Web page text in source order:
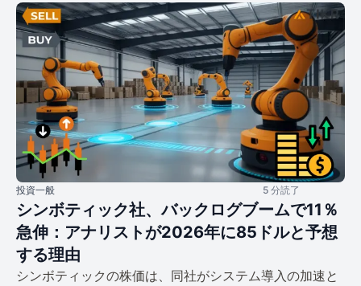
投資一般 5 分読了
シンボティック社、バックログブームで11％
急伸：アナリストが2026年に85ドルと予想
する理由
シンボティックの株価は、同社がシステム導入の加速と